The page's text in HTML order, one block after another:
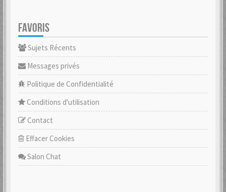
FAVORIS
Sujets Récents
Messages privés
Politique de Confidentialité
Conditions d'utilisation
Contact
Effacer Cookies
Salon Chat